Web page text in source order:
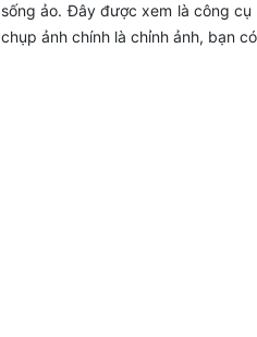
sống ảo. Đây được xem là công
chụp ảnh chính là chỉnh ảnh, bạn